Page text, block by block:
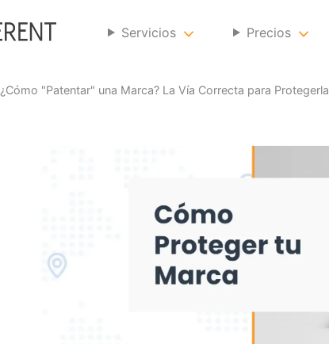
Servicios Precios
¿Cómo "Patentar" una Marca? La Vía Correcta para Protegerla